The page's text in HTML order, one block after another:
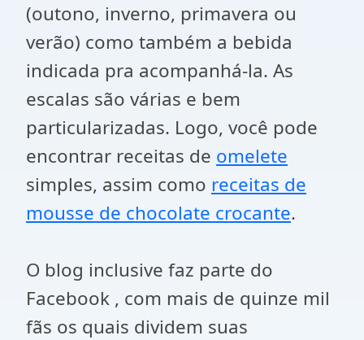
(outono, inverno, primavera ou
verão) como também a bebida
indicada pra acompanhá-la. As
escalas são várias e bem
particularizadas. Logo, você pode
encontrar receitas de omelete
simples, assim como receitas de
mousse de chocolate crocante.
O blog inclusive faz parte do
Facebook , com mais de quinze mil
fãs os quais dividem suas